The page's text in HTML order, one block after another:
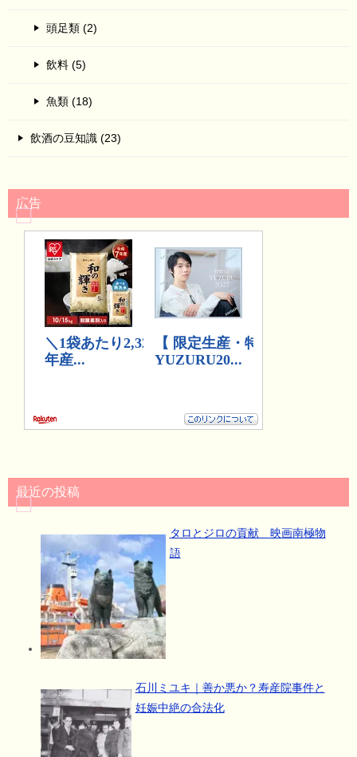
頭足類 (2)
飲料 (5)
魚類 (18)
飲酒の豆知識 (23)
広告
最近の投稿
タロとジロの貢献 映画南極物
語
石川ミユキ｜善か悪か？寿産院事件と
妊娠中絶の合法化